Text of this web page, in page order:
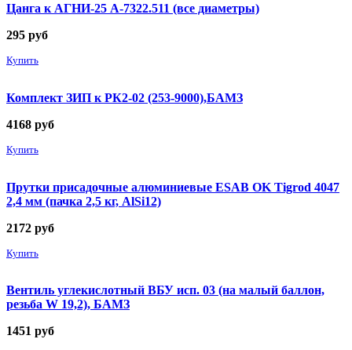
Цанга к АГНИ-25 А-7322.511 (все диаметры)
295 руб
Купить
Комплект ЗИП к РК2-02 (253-9000),БАМЗ
4168 руб
Купить
Прутки присадочные алюминиевые ESAB OK Tigrod 4047
2,4 мм (пачка 2,5 кг, AlSi12)
2172 руб
Купить
Вентиль углекислотный ВБУ исп. 03 (на малый баллон,
резьба W 19,2), БАМЗ
1451 руб